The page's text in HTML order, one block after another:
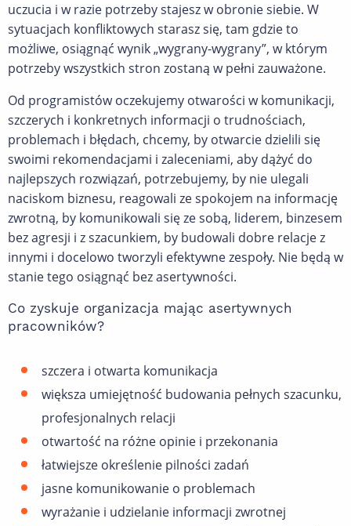
uczucia i w razie potrzeby stajesz w obronie siebie. W
sytuacjach konfliktowych starasz się, tam gdzie to
możliwe, osiągnąć wynik „wygrany-wygrany”, w którym
potrzeby wszystkich stron zostaną w pełni zauważone.
Od programistów oczekujemy otwarości w komunikacji,
szczerych i konkretnych informacji o trudnościach,
problemach i błędach, chcemy, by otwarcie dzielili się
swoimi rekomendacjami i zaleceniami, aby dążyć do
najlepszych rozwiązań, potrzebujemy, by nie ulegali
naciskom biznesu, reagowali ze spokojem na informację
zwrotną, by komunikowali się ze sobą, liderem, binzesem
bez agresji i z szacunkiem, by budowali dobre relacje z
innymi i docelowo tworzyli efektywne zespoły. Nie będą w
stanie tego osiągnąć bez asertywności.
Co zyskuje organizacja mając asertywnych
pracowników?
szczera i otwarta komunikacja
większa umiejętność budowania pełnych szacunku,
profesjonalnych relacji
otwartość na różne opinie i przekonania
łatwiejsze określenie pilności zadań
jasne komunikowanie o problemach
wyrażanie i udzielanie informacji zwrotnej